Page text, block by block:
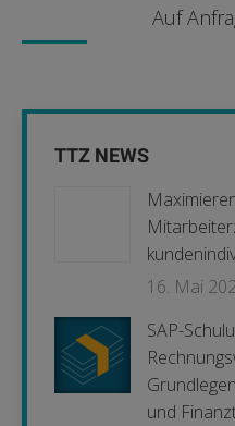
Auf
TTZ NEWS
16. Mai
SAP-
und